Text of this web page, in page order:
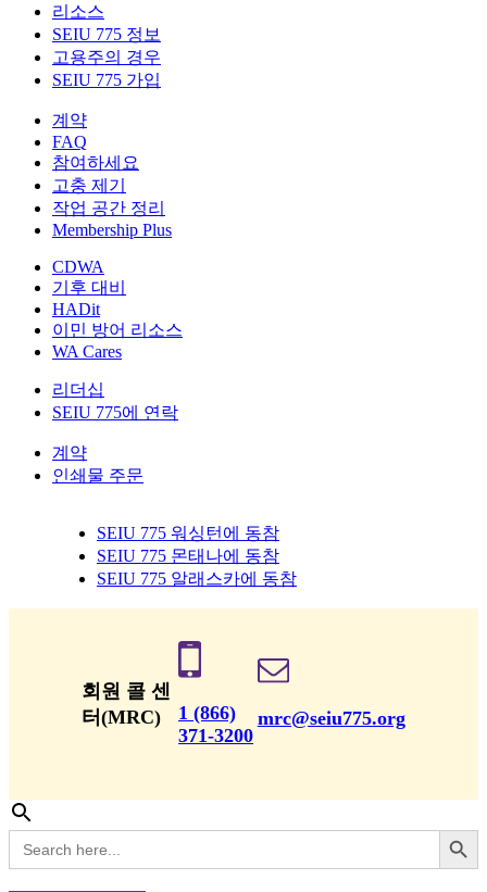
리소스
SEIU 775 정보
고용주의 경우
SEIU 775 가입
계약
FAQ
참여하세요
고충 제기
작업 공간 정리
Membership Plus
CDWA
기후 대비
HADit
이민 방어 리소스
WA Cares
리더십
SEIU 775에 연락
계약
인쇄물 주문
SEIU 775 워싱턴에 동참
SEIU 775 몬태나에 동참
SEIU 775 알래스카에 동참
회원 콜 센
터(MRC)
1 (866)
371-3200
mrc@seiu775.org
Search
for:
Search Button